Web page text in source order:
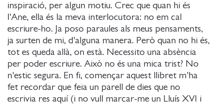
inspiració, per algun motiu. Crec que quan hi és
l'Ane, ella és la meva interlocutora: no em cal
escriure-ho. Ja poso paraules als meus pensaments,
ja surten de mi, d'alguna manera. Però quan no hi és,
tot es queda allà, on està. Necessito una absència
per poder escriure. Això no és una mica trist? No
n'estic segura. En fi, començar aquest llibret m'ha
fet recordar que feia un parell de dies que no
escrivia res aquí (i no vull marcar-me un Lluís XVI i